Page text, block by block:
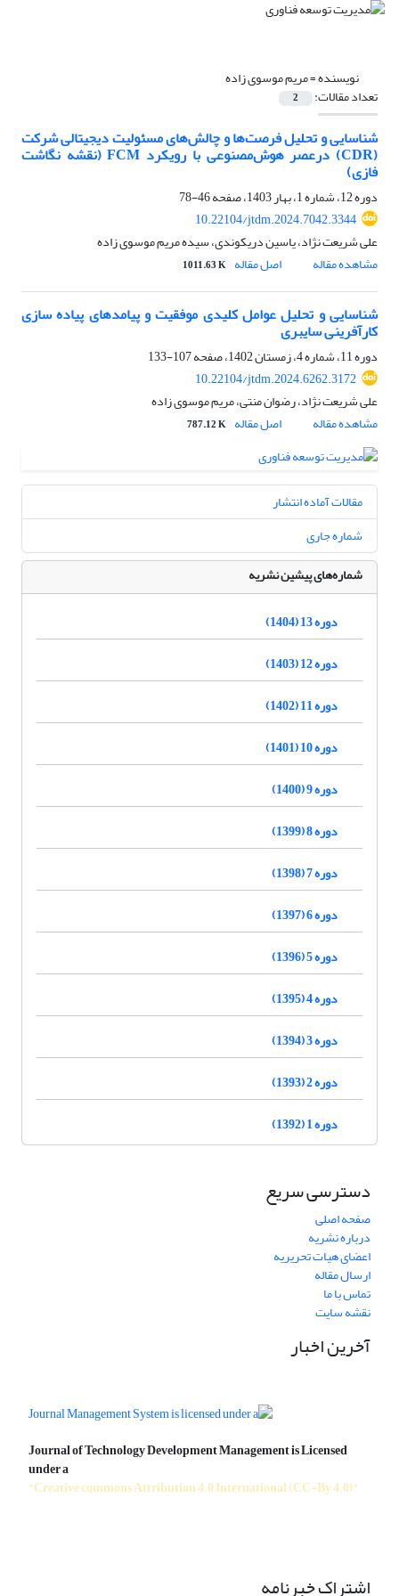
نویسنده =مریم موسوی زاده
تعداد مقالات: 2
شناسایی و تحلیل فرصت‌ها و چالش‌های مسئولیت دیجیتالی شرکت
(CDR) درعصر هوش‌مصنوعی با رویکرد FCM (نقشه نگاشت
فازی)
دوره 12، شماره 1، بهار 1403، صفحه
46-78
10.22104/jtdm.2024.7042.3344
علی شریعت نژاد، یاسین دریکوندی، سیده مریم موسوی زاده
مشاهده مقاله
اصل مقاله 1011.63 K
شناسایی و تحلیل عوامل کلیدی موفقیت و پیامدهای پیاده سازی
کارآفرینی سایبری
دوره 11، شماره 4، زمستان 1402، صفحه
107-133
10.22104/jtdm.2024.6262.3172
علی شریعت نژاد، رضوان منتی، مریم موسوی زاده
مشاهده مقاله
اصل مقاله 787.12 K
مقالات آماده انتشار
شماره جاری
شماره‌های پیشین نشریه
دوره 13 (1404)
دوره 12 (1403)
دوره 11 (1402)
دوره 10 (1401)
دوره 9 (1400)
دوره 8 (1399)
دوره 7 (1398)
دوره 6 (1397)
دوره 5 (1396)
دوره 4 (1395)
دوره 3 (1394)
دوره 2 (1393)
دوره 1 (1392)
دسترسی سریع
صفحه اصلی
درباره نشریه
اعضای هیات تحریریه
ارسال مقاله
تماس با ما
نقشه سایت
آخرین اخبار
Journal of Technology Development Management is Licensed
under a
"Creative commons Attribution 4.0 International (CC-By 4.0)"
اشتراک خبرنامه